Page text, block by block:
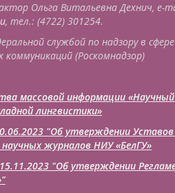
Ольга Витальевна Дехнич, e-
, тел.: (4722) 301254.
службой по надзору в
коммуникаций (Роскомнадзор)
массовой информации
лингвистики»
"Об утверждении Уставов
журналов НИУ «БелГУ»
"Об утверждении